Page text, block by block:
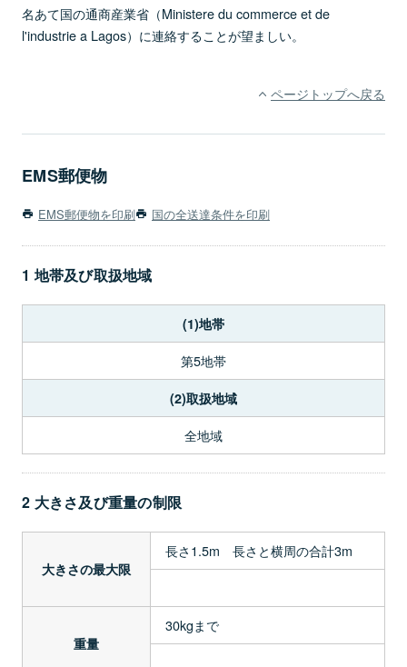
名あて国の通商産業省（Ministere du commerce et de
l'industrie a Lagos）に連絡することが望ましい。
ページトップへ戻る
EMS郵便物
EMS郵便物を印刷 国の全送達条件を印刷
1 地帯及び取扱地域
(1)地帯
第5地帯
(2)取扱地域
全地域
2 大きさ及び重量の制限
大きさの最大限
長さ1.5m 長さと横周の合計3m
重量
30kgまで